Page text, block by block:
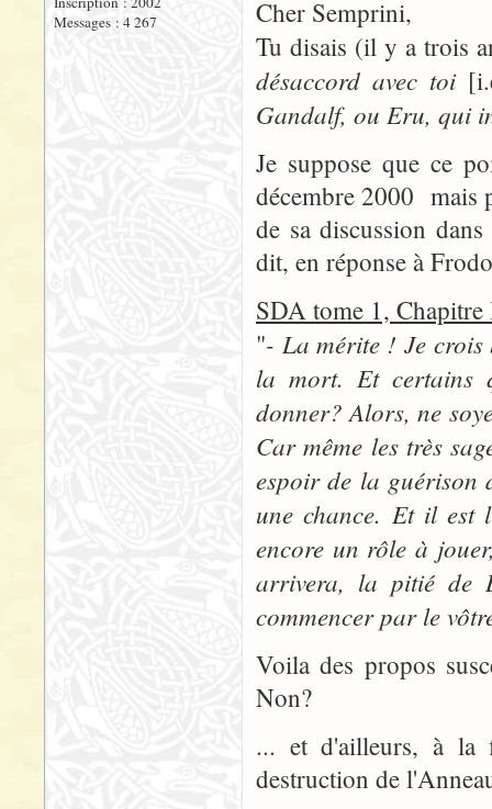
Messages : 4 267
Cher Semprini,
Tu disais (il y a trois
désaccord avec toi
Gandalf, ou Eru, qui
Je suppose que ce
décembre 2000 mais
de sa discussion
dit, en réponse à
SDA tome 1,
"- La mérite ! Je crois
la mort. Et certains
donner? Alors, ne
Car même les très
espoir de la guérison
une chance. Et il
encore un rôle à
arrivera, la pitié de
commencer par le
Voila des propos
Non?
... et d'ailleurs, à la
destruction de